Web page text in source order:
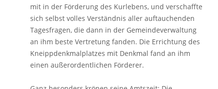
mit in der Förderung des Kurlebens, und verschaffte
sich selbst volles Verständnis aller auftauchenden
Tagesfragen, die dann in der Gemeindeverwaltung
an ihm beste Vertretung fanden. Die Errichtung des
Kneippdenkmalplatzes mit Denkmal fand an ihm
einen außerordentlichen Förderer.